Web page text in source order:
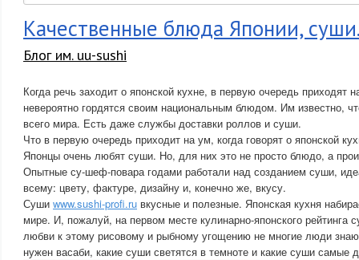
Качественные блюда Японии,
Блог им. uu-sushi
Когда речь заходит о японской кухне, в первую очередь
невероятно гордятся своим национальным блюдом. Им известно,
всего мира. Есть даже службы доставки роллов и суши.
Что в первую очередь приходит на ум, когда говорят о японской
Японцы очень любят суши. Но, для них это не просто блюдо, а
Опытные су-шеф-повара годами работали над созданием суши,
всему: цвету, фактуре, дизайну и, конечно же, вкусу.
Суши www.sushi-profi.ru вкусные и полезные. Японская кухня
мире. И, пожалуй, на первом месте кулинарно-японского рейтинга
любви к этому рисовому и рыбному угощению не многие люди
нужен васаби, какие суши светятся в темноте и какие суши самые